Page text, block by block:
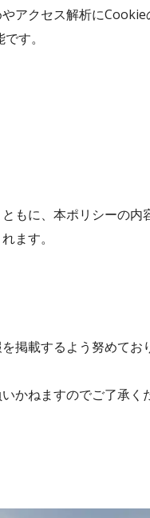
クセス解析にCookie
す。
に、本ポリシーの内
ます。
掲載するよう努めて
かねますのでご了承く